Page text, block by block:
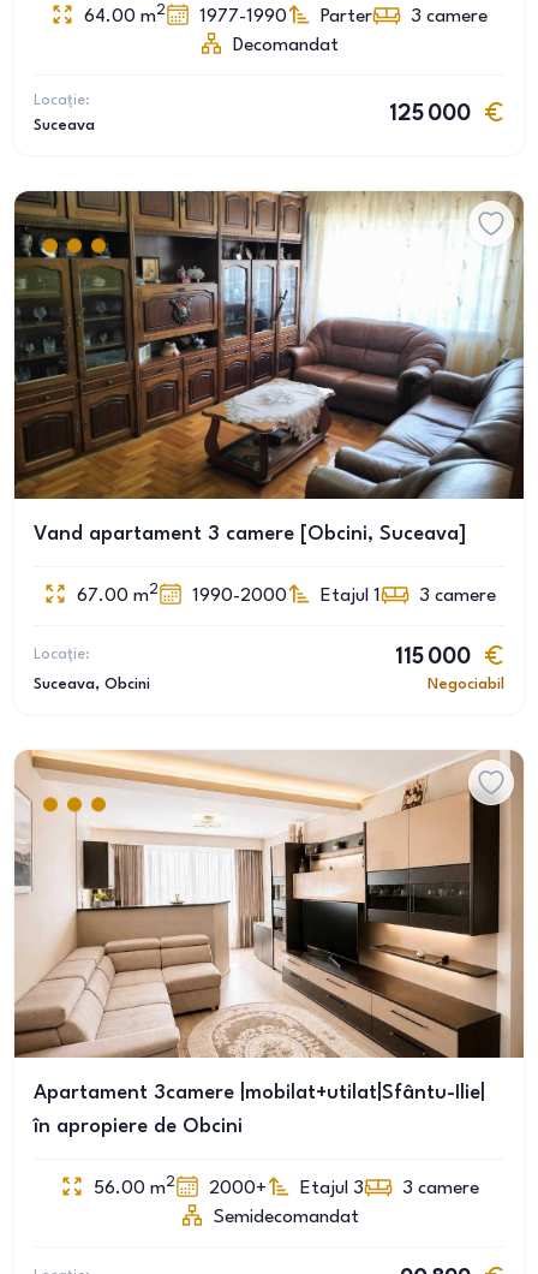
64.00 m2 1977-1990 Parter 3 camere
Decomandat
Locație:
Suceava
125 000
Vand apartament 3 camere [Obcini, Suceava]
67.00 m2 1990-2000 Etajul 1 3 camere
Locație:
Suceava, Obcini
115 000
Negociabil
Apartament 3camere |mobilat+utilat|Sfântu-Ilie|
în apropiere de Obcini
56.00 m2 2000+ Etajul 3 3 camere
Semidecomandat